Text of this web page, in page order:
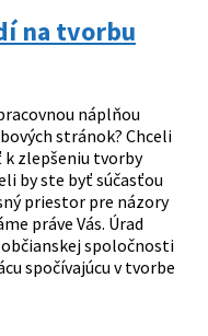
na tvorbu
náplňou
stránok? Chceli
zlepšeniu tvorby
by ste byť súčasťou
priestor pre názory
práve Vás. Úrad
spoločnosti
spočívajúcu v tvorbe